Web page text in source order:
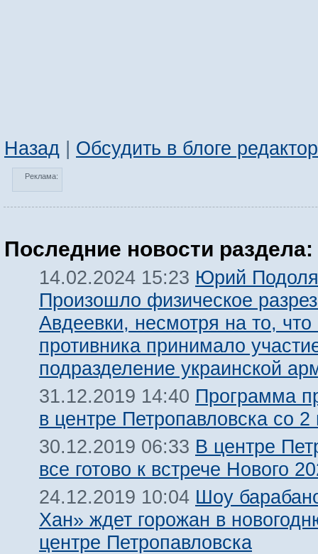
Назад | Обсудить в блоге
Реклама:
Последние новости раздела:
14.02.2024 15:23 Юрий
Произошло физическое
Авдеевки, несмотря на то, что
противника принимало
подразделение украинской
31.12.2019 14:40 Программа
в центре Петропавловска со
30.12.2019 06:33 В центре
все готово к встрече Нового
24.12.2019 10:04 Шоу
Хан» ждет горожан в
центре Петропавловска